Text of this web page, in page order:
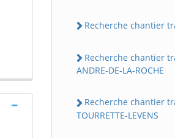
Recherche chantier
Recherche chantier
ANDRE-DE-LA-ROCHE
Recherche chantier
TOURRETTE-LEVENS